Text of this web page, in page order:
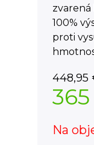
100%
proti
448,95
Na